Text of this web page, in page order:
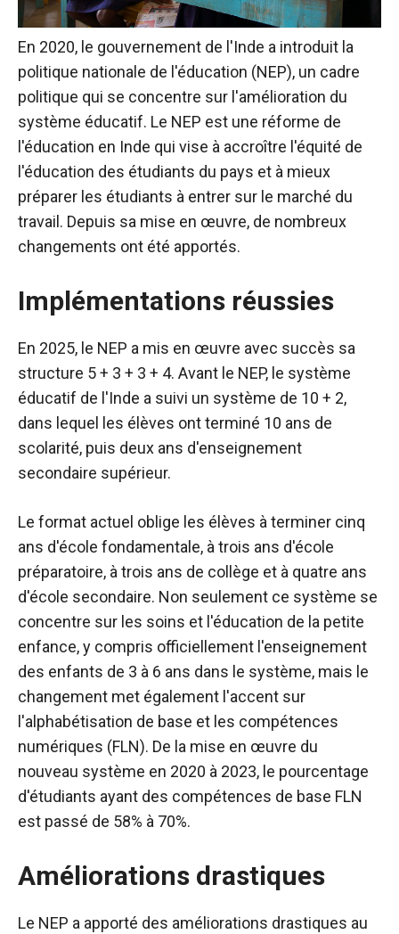
En 2020, le gouvernement de l'Inde a introduit la
politique nationale de l'éducation (NEP), un cadre
politique qui se concentre sur l'amélioration du
système éducatif. Le NEP est une réforme de
l'éducation en Inde qui vise à accroître l'équité de
l'éducation des étudiants du pays et à mieux
préparer les étudiants à entrer sur le marché du
travail. Depuis sa mise en œuvre, de nombreux
changements ont été apportés.
Implémentations réussies
En 2025, le NEP a mis en œuvre avec succès sa
structure 5 + 3 + 3 + 4. Avant le NEP, le système
éducatif de l'Inde a suivi un système de 10 + 2,
dans lequel les élèves ont terminé 10 ans de
scolarité, puis deux ans d'enseignement
secondaire supérieur.
Le format actuel oblige les élèves à terminer cinq
ans d'école fondamentale, à trois ans d'école
préparatoire, à trois ans de collège et à quatre ans
d'école secondaire. Non seulement ce système se
concentre sur les soins et l'éducation de la petite
enfance, y compris officiellement l'enseignement
des enfants de 3 à 6 ans dans le système, mais le
changement met également l'accent sur
l'alphabétisation de base et les compétences
numériques (FLN). De la mise en œuvre du
nouveau système en 2020 à 2023, le pourcentage
d'étudiants ayant des compétences de base FLN
est passé de 58% à 70%.
Améliorations drastiques
Le NEP a apporté des améliorations drastiques au